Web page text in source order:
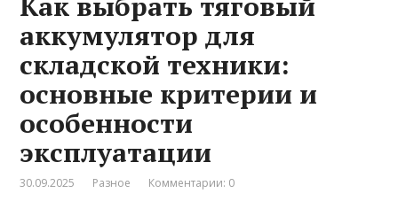
аккумулятор для
складской техники:
основные критерии и
особенности
эксплуатации
30.09.2025 Разное Комментарии: 0